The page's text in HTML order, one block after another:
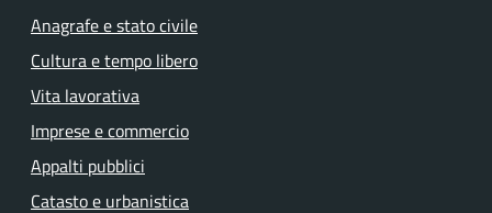
Anagrafe e stato civile
Cultura e tempo libero
Vita lavorativa
Imprese e commercio
Appalti pubblici
Catasto e urbanistica